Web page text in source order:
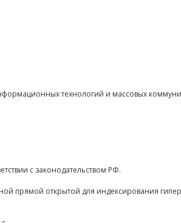
технологий и массовых
с законодательством РФ.
прямой открытой для индексирования